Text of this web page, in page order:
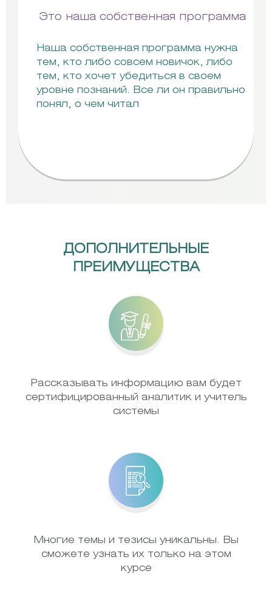
Это наша собственная программа
Наша собственная программа нужна
тем, кто либо совсем новичок, либо
тем, кто хочет убедиться в своем
уровне познаний. Все ли он правильно
понял, о чем читал
ДОПОЛНИТЕЛЬНЫЕ
ПРЕИМУЩЕСТВА
Рассказывать информацию вам будет
сертифицированный аналитик и учитель
системы
Многие темы и тезисы уникальны. Вы
сможете узнать их только на этом
курсе